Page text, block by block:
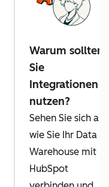
Warum sollten
Sie
Integrationen
nutzen?
Sehen Sie sich an,
wie Sie Ihr Data
Warehouse mit
HubSpot